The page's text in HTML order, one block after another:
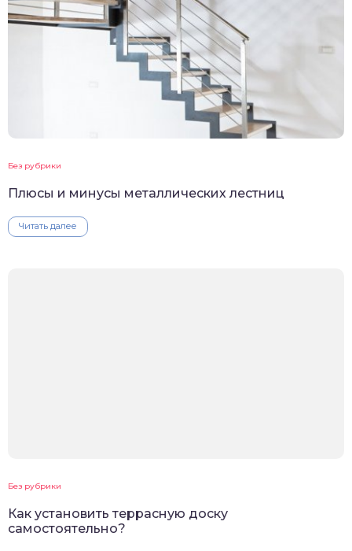
Без рубрики
Плюсы и минусы металлических лестниц
Читать далее
Без рубрики
Как установить террасную доску
самостоятельно?